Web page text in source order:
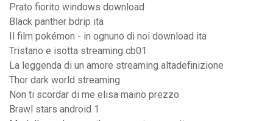
Prato fiorito windows download
Black panther bdrip ita
Il film pokémon - in ognuno di noi download ita
Tristano e isotta streaming cb01
La leggenda di un amore streaming altadefinizione
Thor dark world streaming
Non ti scordar di me elisa maino prezzo
Brawl stars android 1